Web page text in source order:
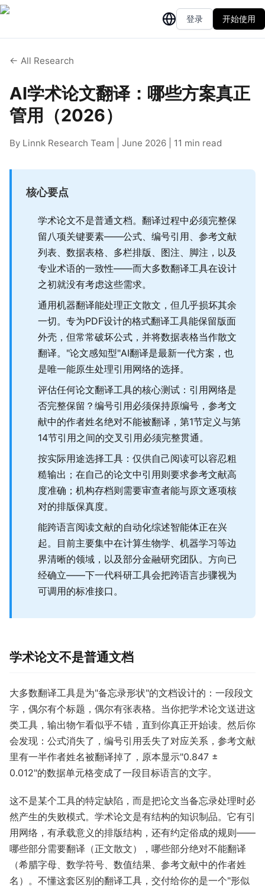
登录 开始使用
← All Research
AI学术论文翻译：哪些方案真正
管用（2026）
By Linnk Research Team | June 2026 | 11 min read
核心要点
学术论文不是普通文档。翻译过程中必须完整保
留八项关键要素——公式、编号引用、参考文献
列表、数据表格、多栏排版、图注、脚注，以及
专业术语的一致性——而大多数翻译工具在设计
之初就没有考虑这些需求。
通用机器翻译能处理正文散文，但几乎损坏其余
一切。专为PDF设计的格式翻译工具能保留版面
外壳，但常常破坏公式，并将数据表格当作散文
翻译。"论文感知型"AI翻译是最新一代方案，也
是唯一能原生处理引用网络的选择。
评估任何论文翻译工具的核心测试：引用网络是
否完整保留？编号引用必须保持原编号，参考文
献中的作者姓名绝对不能被翻译，第1节定义与第
14节引用之间的交叉引用必须完整贯通。
按实际用途选择工具：仅供自己阅读可以容忍粗
糙输出；在自己的论文中引用则要求参考文献高
度准确；机构存档则需要审查者能与原文逐项核
对的排版保真度。
能跨语言阅读文献的自动化综述智能体正在兴
起。目前主要集中在计算生物学、机器学习等边
界清晰的领域，以及部分金融研究团队。方向已
经确立——下一代科研工具会把跨语言步骤视为
可调用的标准接口。
学术论文不是普通文档
大多数翻译工具是为"备忘录形状"的文档设计的：一段段文
字，偶尔有个标题，偶尔有张表格。当你把学术论文送进这
类工具，输出物乍看似乎不错，直到你真正开始读。然后你
会发现：公式消失了，编号引用丢失了对应关系，参考文献
里有一半作者姓名被翻译掉了，原本显示"0.847 ±
0.012"的数据单元格变成了一段目标语言的文字。
这不是某个工具的特定缺陷，而是把论文当备忘录处理时必
然产生的失败模式。学术论文是有结构的知识制品。它有引
用网络，有承载意义的排版结构，还有约定俗成的规则——
哪些部分需要翻译（正文散文），哪些部分绝对不能翻译
（希腊字母、数学符号、数值结果、参考文献中的作者姓
名）。不懂这套区别的翻译工具，交付给你的是一个"形似